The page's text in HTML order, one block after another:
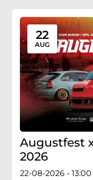
22
AUG
Augustfest
2026
22-08-2026 -